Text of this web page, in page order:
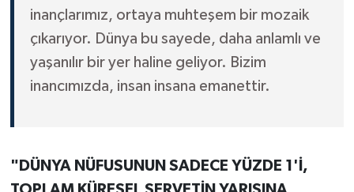
inançlarımız, ortaya muhteşem bir mozaik
çıkarıyor. Dünya bu sayede, daha anlamlı ve
yaşanılır bir yer haline geliyor. Bizim
inancımızda, insan insana emanettir.
"DÜNYA NÜFUSUNUN SADECE YÜZDE 1'İ,